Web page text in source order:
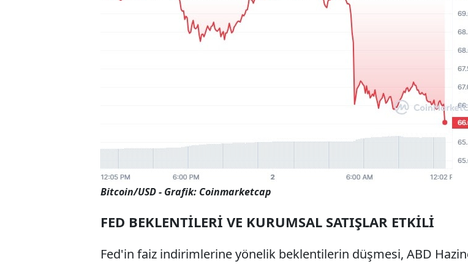
Bitcoin/USD - Grafik: Coinmarketcap
FED BEKLENTİLERİ VE KURUMSAL SATIŞLAR ETKİLİ
Fed'in faiz indirimlerine yönelik beklentilerin düşmesi, ABD